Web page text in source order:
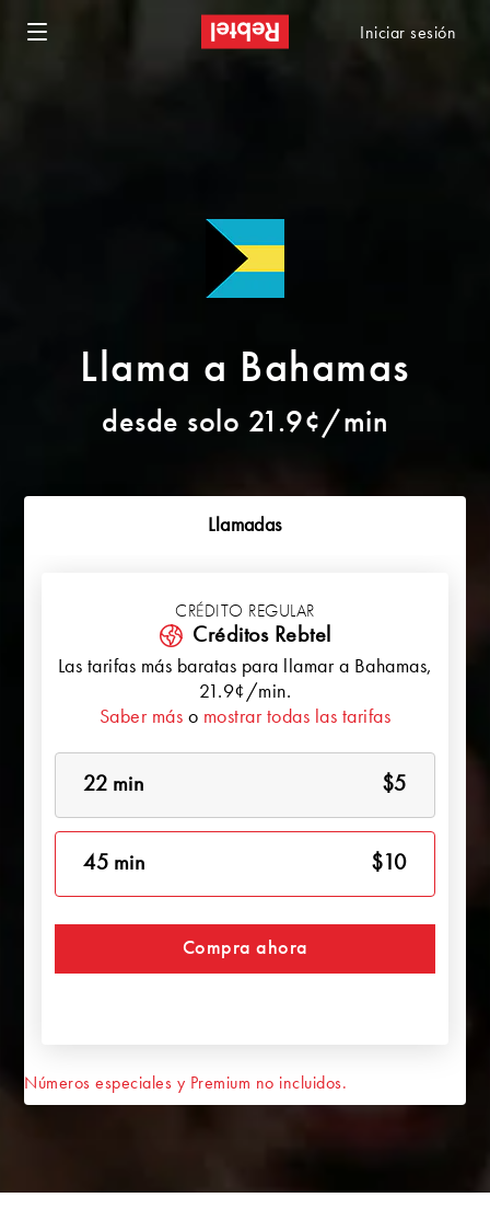
Iniciar sesión
Llama a Bahamas
desde solo 21.9¢/min
Llamadas
CRÉDITO REGULAR
Créditos Rebtel
Las tarifas más baratas para llamar a Bahamas,
21.9¢/min.
Saber más o mostrar todas las tarifas
22 min $5
45 min $10
Compra ahora
Números especiales y Premium no incluidos.